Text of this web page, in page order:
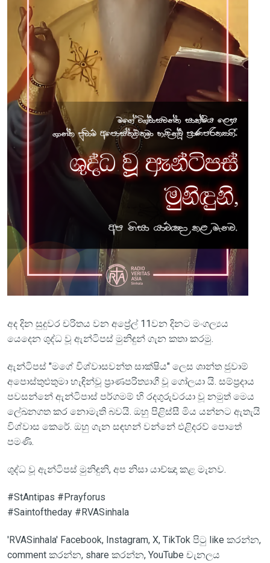
අද දින සුදුවර චරිතය වන අප්‍රේල් 11වන දිනට මංගල්‍යය
යෙදෙන ශුද්ධ වූ ඇන්ටිපස් මුනිඳුන් ගැන කතා කරමු.
ඇන්ටිපස් "මගේ විශ්වාසවන්ත සාක්ෂිය" ලෙස ශාන්ත ජුවාම්
අපොස්තුළුතුමා හැඳින්වූ ප්‍රාණපරිත්‍යාගී වූ ගෝලයා යි. සම්ප්‍රදාය
පවසන්නේ ඇන්ටිපාස් පර්ගමම් හි රදගුරුවරයා වූ නමුත් මෙය
ලේඛනගත කර නොමැති බවයි. ඔහු පිළිස්සී මිය යන්නට ඇතැයි
විශ්වාස කෙරේ. ඔහු ගැන සඳහන් වන්නේ එළිදරව් පොතේ
පමණි.
ශුද්ධ වූ ඇන්ටිපස් මුනිඳුනි, අප නිසා යාච්ඤා කළ මැනව.
#StAntipas #Prayforus
#Saintoftheday #RVASinhala
'RVASinhala' Facebook, Instagram, X, TikTok පිටු like කරන්න,
comment කරන්න, share කරන්න, YouTube චැනලය